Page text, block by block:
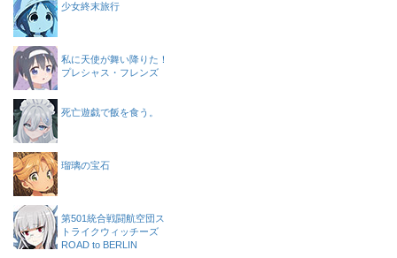
少女終末旅行
私に天使が舞い降りた！
プレシャス・フレンズ
死亡遊戯で飯を食う。
瑠璃の宝石
第501統合戦闘航空団ス
トライクウィッチーズ
ROAD to BERLIN